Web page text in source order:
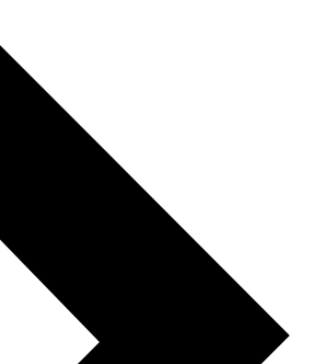
1630 за шт.
Держатель для хранения метизов
ВxШxГ:
90 x 300 x 160
0.5 кг